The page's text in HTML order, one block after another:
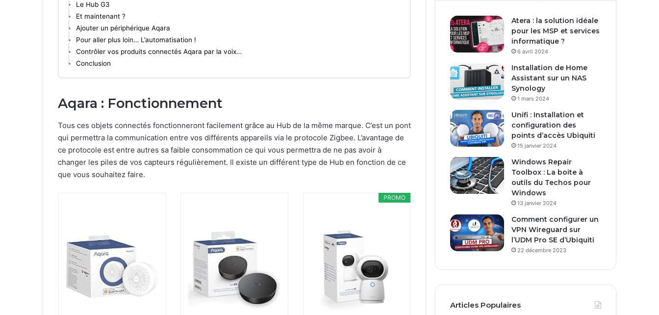
Le Hub G3
Et maintenant ?
Ajouter un périphérique Aqara
Pour aller plus loin… L’automatisation !
Contrôler vos produits connectés Aqara par la voix…
Conclusion
Aqara : Fonctionnement
Tous ces objets connectés fonctionneront facilement grâce au Hub de la même marque. C’est un pont
qui permettra la communication entre vos différents appareils via le protocole Zigbee. L’avantage de
ce protocole est entre autres sa faible consommation ce qui vous permettra de ne pas avoir à
changer les piles de vos capteurs régulièrement. Il existe un différent type de Hub en fonction de ce
que vous souhaitez faire.
PROMO
Atera : la solution idéale
pour les MSP et services
informatique ?
6 avril 2024
Installation de Home
Assistant sur un NAS
Synology
1 mars 2024
Unifi : Installation et
configuration des
points d’accès Ubiquiti
15 janvier 2024
Windows Repair
Toolbox : La boite à
outils du Techos pour
Windows
13 janvier 2024
Comment configurer un
VPN Wireguard sur
l’UDM Pro SE d’Ubiquiti
22 décembre 2023
Articles Populaires